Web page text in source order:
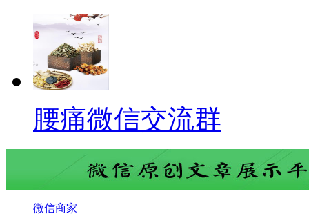
腰痛微信交流群
微信商家